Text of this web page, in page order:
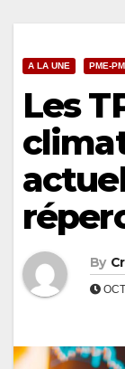
A LA UNE PME-
Les
By